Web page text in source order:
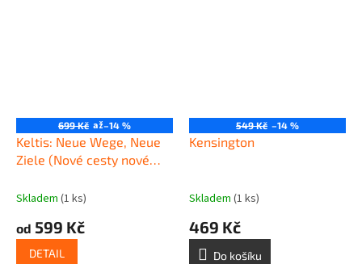
699 Kč až–14 %
Keltis: Neue Wege, Neue
Ziele (Nové cesty nové
Skladem (1 ks)
od 599 Kč
DETAIL
549 Kč –14 %
Kensington
Skladem (1 ks)
469 Kč
Do košíku